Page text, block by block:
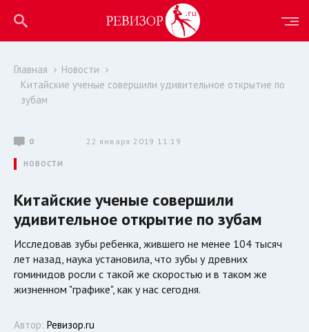
Главная
Новости
Китайские ученые совершили удивительное открытие по
зубам
0 22 января 2019 11:19
НОВОСТИ
Китайские ученые совершили
удивительное открытие по зубам
Исследовав зубы ребенка, жившего не менее 104 тысяч
лет назад, наука установила, что зубы у древних
гоминидов росли с такой же скоростью и в таком же
жизненном "графике", как у нас сегодня.
Автор: Ревизор.ru